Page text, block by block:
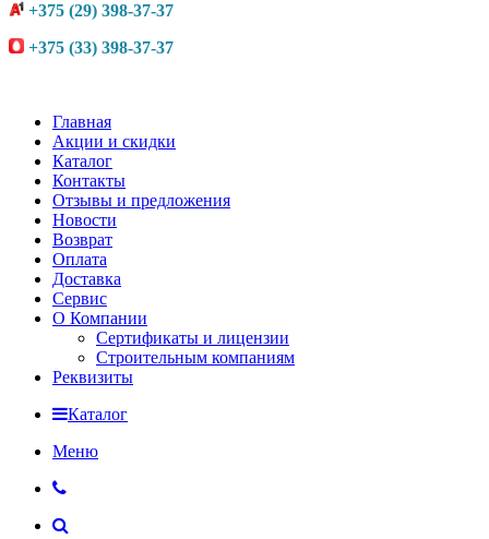
+375 (29) 398-37-37
+375 (33) 398-37-37
Главная
Акции и скидки
Каталог
Контакты
Отзывы и предложения
Новости
Возврат
Оплата
Доставка
Сервис
О Компании
Сертификаты и лицензии
Строительным компаниям
Реквизиты
Каталог
Меню